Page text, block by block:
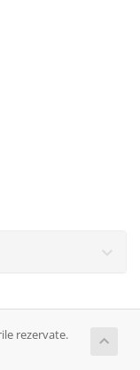
rezervate.